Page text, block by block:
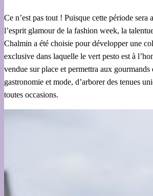
Ce n’est pas tout ! Puisque cette période sera
l’esprit glamour de la fashion week, la
Chalmin a été choisie pour développer une
exclusive dans laquelle le vert pesto est à
vendue sur place et permettra aux
gastronomie et mode, d’arborer des tenues
toutes occasions.